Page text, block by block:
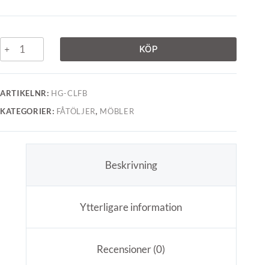
KÖP
ARTIKELNR: HG-CLFB
KATEGORIER: FÅTÖLJER, MÖBLER
Beskrivning
Ytterligare information
Recensioner (0)